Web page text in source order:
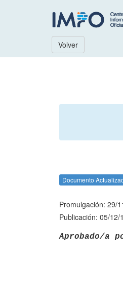
Volver
Documento
Promulgación: 29/
Publicación: 05/12/
Aprobado/a